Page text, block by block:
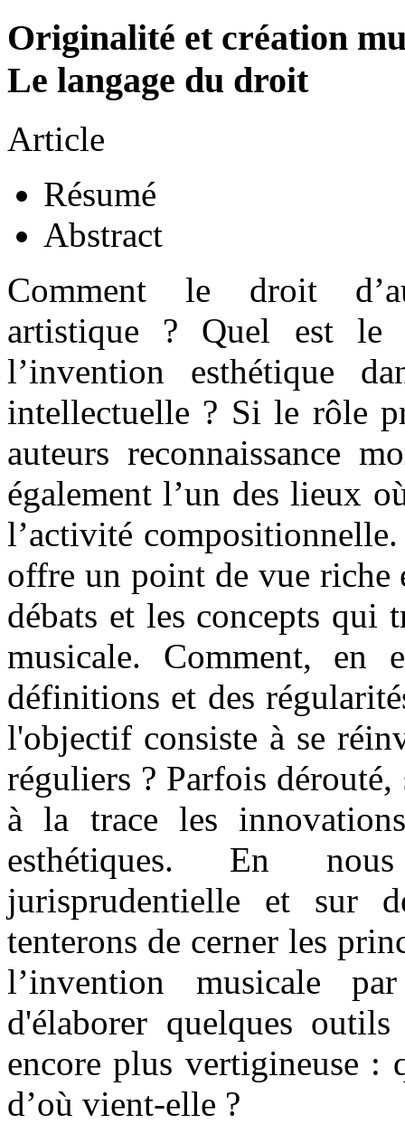
Originalité et création
Le langage du droit
Article
Résumé
Abstract
Comment le droit
artistique ? Quel est le
l’invention esthétique
intellectuelle ? Si le rôle
auteurs reconnaissance
également l’un des lieux
l’activité
offre un point de vue riche
débats et les concepts qui
musicale. Comment, en
définitions et des
l'objectif consiste à se
réguliers ? Parfois
à la trace les
esthétiques. En
jurisprudentielle et sur
tenterons de cerner les
l’invention musicale
d'élaborer quelques
encore plus vertigineuse :
d’où vient-elle ?